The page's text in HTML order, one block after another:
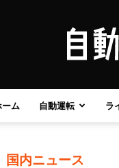
ーム 自動運転 ラ
国内ニュース